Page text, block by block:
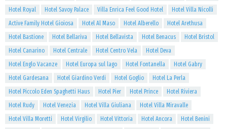
Hotel Royal
Hotel Savoy Palace Villa Enrica Feel Good Hotel
Hotel Villa Nicolli
Active Family Hotel Gioiosa
Hotel Al Maso Hotel Alberello
Hotel Arethusa
Hotel Bastione
Hotel Bellariva Hotel Bellavista Hotel Benacus
Hotel Bristol
Hotel Canarino
Hotel Centrale Hotel Centro Vela
Hotel Deva
Hotel Englo Vacanze
Hotel Europa sul lago Hotel Fontanella
Hotel Gabry
Hotel Gardesana
Hotel Giardino Verdi Hotel Goglio
Hotel La Perla
Hotel Piccolo Eden Spaghetti Haus
Hotel Pier Hotel Prince
Hotel Riviera
Hotel Rudy
Hotel Venezia Hotel Villa Giuliana
Hotel Villa Miravalle
Hotel Villa Moretti
Hotel Virgilio Hotel Vittoria Hotel Ancora Hotel Benini